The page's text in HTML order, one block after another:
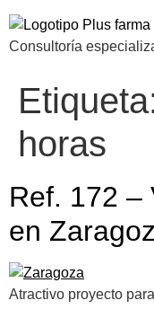
Consultoría
horas
Ref. 172 –
en
Atractivo proyecto